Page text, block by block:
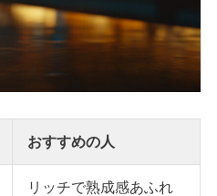
おすすめの人
リッチで熟成感あふれ